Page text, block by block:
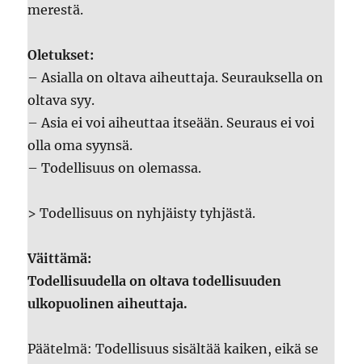
merestä.
Oletukset:
– Asialla on oltava aiheuttaja. Seurauksella on
oltava syy.
– Asia ei voi aiheuttaa itseään. Seuraus ei voi
olla oma syynsä.
– Todellisuus on olemassa.
> Todellisuus on nyhjäisty tyhjästä.
Väittämä:
Todellisuudella on oltava todellisuuden
ulkopuolinen aiheuttaja.
Päätelmä: Todellisuus sisältää kaiken, eikä se